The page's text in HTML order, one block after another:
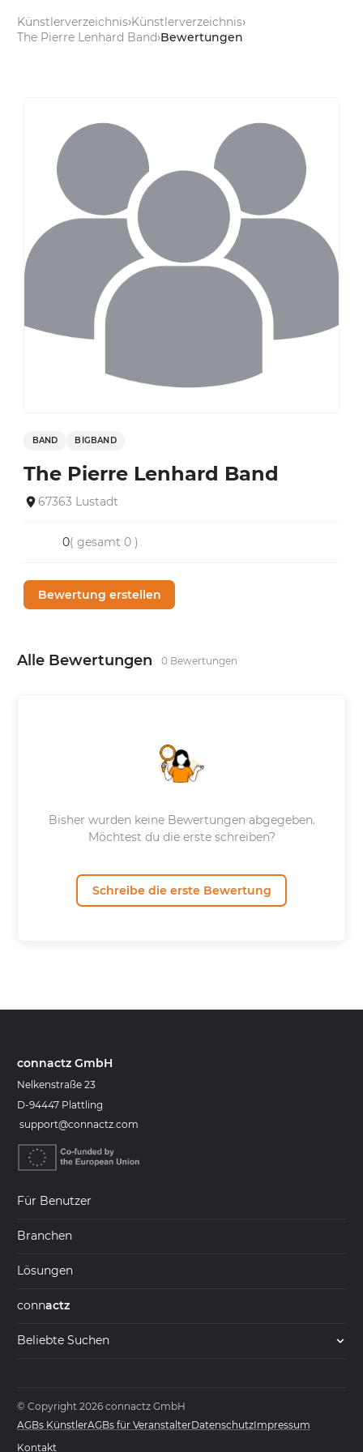
Künstlerverzeichnis Künstlerverzeichnis
The Pierre Lenhard Band Bewertungen
BAND BIGBAND
The Pierre Lenhard Band
67363 Lustadt
0( gesamt 0 )
Bewertung erstellen
Alle Bewertungen 0 Bewertungen
Bisher wurden keine Bewertungen abgegeben.
Möchtest du die erste schreiben?
Schreibe die erste Bewertung
connactz GmbH
Nelkenstraße 23
D-94447 Plattling
support@connactz.com
Für Benutzer
Branchen
Lösungen
connactz
Beliebte Suchen
© Copyright 2026 connactz GmbH
AGBs KünstlerAGBs für VeranstalterDatenschutzImpressum
Kontakt